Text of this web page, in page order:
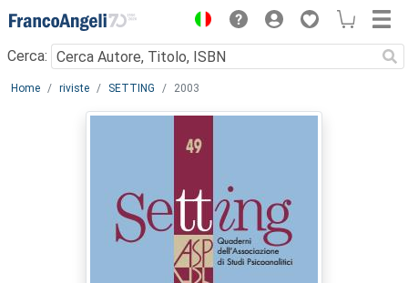
Menu
Cerca:
Main content
Home riviste SETTING 2003